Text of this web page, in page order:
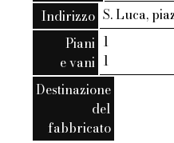
Indirizzo S. Luca,
Piani
e vani
1
1
Destinazione
del
fabbricato